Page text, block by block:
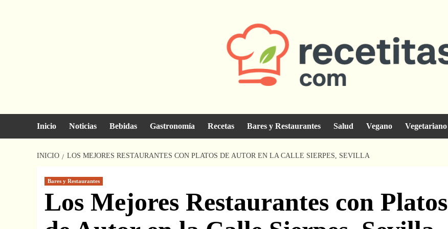
Inicio Noticias Bebidas Gastronomía Recetas Bares y Restaurantes Salud Vegano Vegetariano
INICIO LOS MEJORES RESTAURANTES CON PLATOS DE AUTOR EN LA CALLE SIERPES, SEVILLA
Bares y Restaurantes
Los Mejores Restaurantes con Platos